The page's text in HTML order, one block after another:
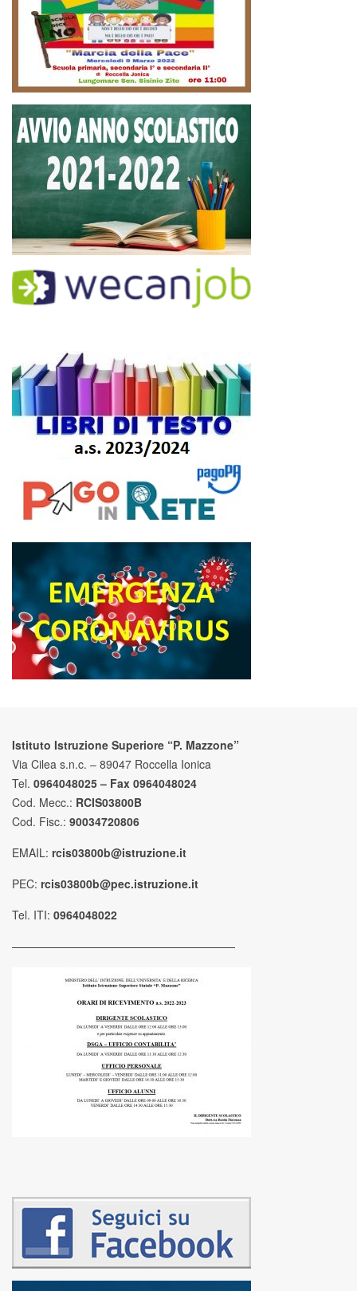
Istituto Istruzione Superiore “P. Mazzone”
Via Cilea s.n.c. – 89047 Roccella Ionica
Tel. 0964048025 – Fax 0964048024
Cod. Mecc.: RCIS03800B
Cod. Fisc.: 90034720806
EMAIL: rcis03800b@istruzione.it
PEC: rcis03800b@pec.istruzione.it
Tel. ITI: 0964048022
————————————————————